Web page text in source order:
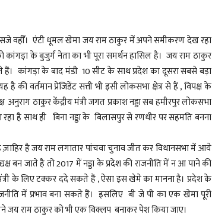
वहीँ। एंटी धूमल खेमा जय राम ठाकुर में अपने समीकरण देख रहा
के बुजुर्ग नेता का भी पूरा समर्थन हासिल है। जय राम ठाकुर
कांगड़ा के बाद मंडी 10 सीट के साथ प्रदेश का दूसरा सबसे बड़ा
की वर्तमान प्रेजिडेंट सत्ती भी इसी लोकसभा क्षेत्र से हैं , विपक्ष के
अनुराग ठाकुर केंद्रीय मंत्री जगत प्रकाश नड्डा सब हमीरपुर लोकसभा
है साथ ही बिना नड्डा के बिलासपुर से रणधीर पर सहमति बनना
है जय राम लगातार पांचवा चुनाव जीत कर विधानसभा में आये
बन जाते है तो 2017 में नड्डा के प्रदेश की राजनीति में न आ पाने की
के लिए टक्कर ददे सकते हैं , ऐसा इस खेमे का मानना है। प्रदेश के
में प्रभाव बना सकते हैं। इसलिए बी जे पी का एक खेमा पूरी
जय राम ठाकुर को भी एक विक्लप बनाकर पेश किया जाए।